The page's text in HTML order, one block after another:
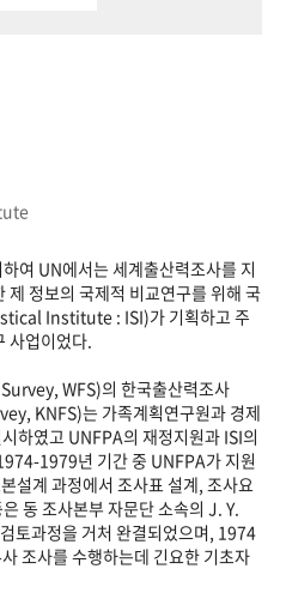
여 UN에서는 세계출산력조사를 지
제 정보의 국제적 비교연구를 위해 국
Institute : ISI)가 기획하고 주
사업이었다.
WFS)의 한국출산력조사
KNFS)는 가족계획연구원과 경제
하였고 UNFPA의 재정지원과 ISI의
1979년 기간 중 UNFPA가 지원
설계 과정에서 조사표 설계, 조사요
동 조사본부 자문단 소속의 J. Y.
토과정을 거처 완결되었으며, 1974
조사를 수행하는데 긴요한 기초자